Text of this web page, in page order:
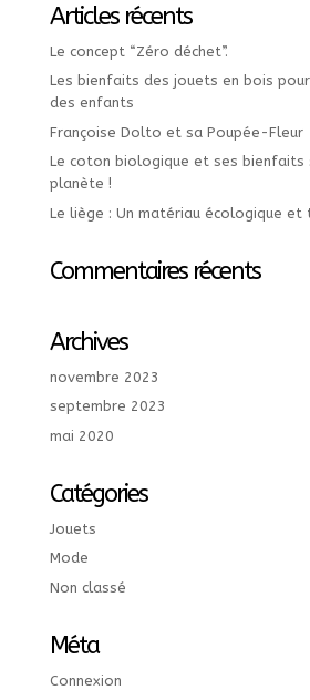
Articles récents
Le concept “Zéro déchet”.
Les bienfaits des jouets en bois
des enfants
Françoise Dolto et sa Poupée-Fleur
Le coton biologique et ses bienfaits
planète !
Le liège : Un matériau écologique et
Commentaires récents
Archives
novembre 2023
septembre 2023
mai 2020
Catégories
Jouets
Mode
Non classé
Méta
Connexion